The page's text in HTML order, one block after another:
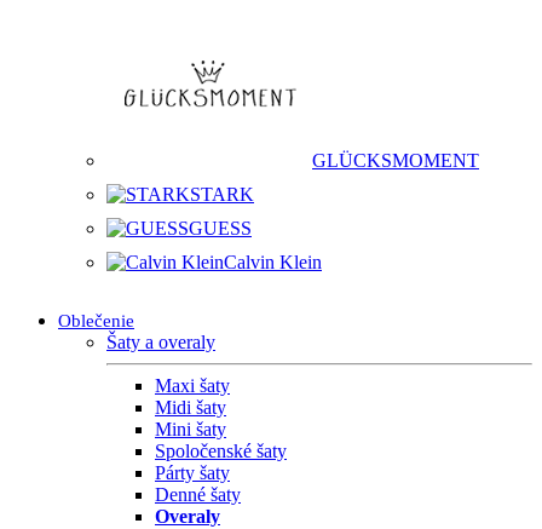
GLÜCKSMOMENT
STARK
GUESS
Calvin Klein
Oblečenie
Šaty a overaly
Maxi šaty
Midi šaty
Mini šaty
Spoločenské šaty
Párty šaty
Denné šaty
Overaly